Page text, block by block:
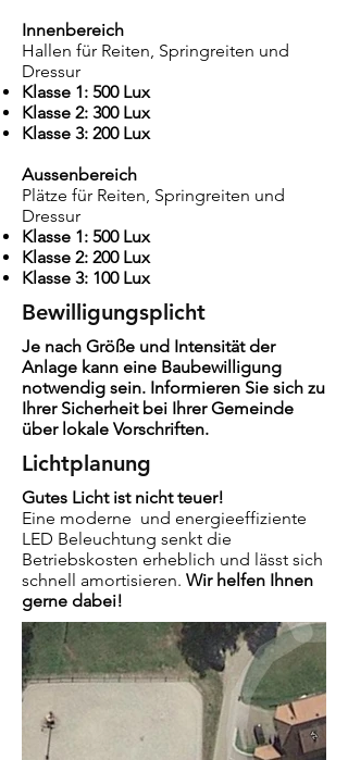
Innenbereich
Hallen für Reiten, Springreiten und
Dressur
Klasse 1: 500 Lux
Klasse 2: 300 Lux
Klasse 3: 200 Lux
Aussenbereich
Plätze für Reiten, Springreiten und
Dressur
Klasse 1: 500 Lux
Klasse 2: 200 Lux
Klasse 3: 100 Lux
Bewilligungsplicht
Je nach Größe und Intensität der
Anlage kann eine Baubewilligung
notwendig sein. Informieren Sie sich zu
Ihrer Sicherheit bei Ihrer Gemeinde
über lokale Vorschriften.
Lichtplanung
Gutes Licht ist nicht teuer!
Eine moderne und energieeffiziente
LED Beleuchtung senkt die
Betriebskosten erheblich und lässt sich
schnell amortisieren. Wir helfen Ihnen
gerne dabei!